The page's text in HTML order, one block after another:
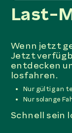
Last-
Wenn jetzt
Jetzt
entdecken
losfahren.
Nur gültig an
Nur solange
Schnell sein